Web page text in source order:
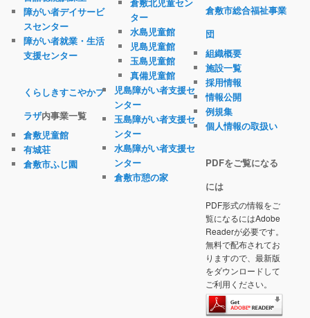
障がい者デイサービ
スセンター
障がい者就業・生活
支援センター
くらしきすこやかプ
ラザ内事業一覧
倉敷児童館
有城荘
倉敷市ふじ園
ター
水島児童館
児島児童館
玉島児童館
真備児童館
児島障がい者支援セ
ンター
玉島障がい者支援セ
ンター
水島障がい者支援セ
ンター
倉敷市憩の家
倉敷市総合福祉事業
団
組織概要
施設一覧
採用情報
情報公開
例規集
個人情報の取扱い
PDFをご覧になる
には
PDF形式の情報をご
覧になるにはAdobe
Readerが必要です。
無料で配布されてお
りますので、最新版
をダウンロードして
ご利用ください。